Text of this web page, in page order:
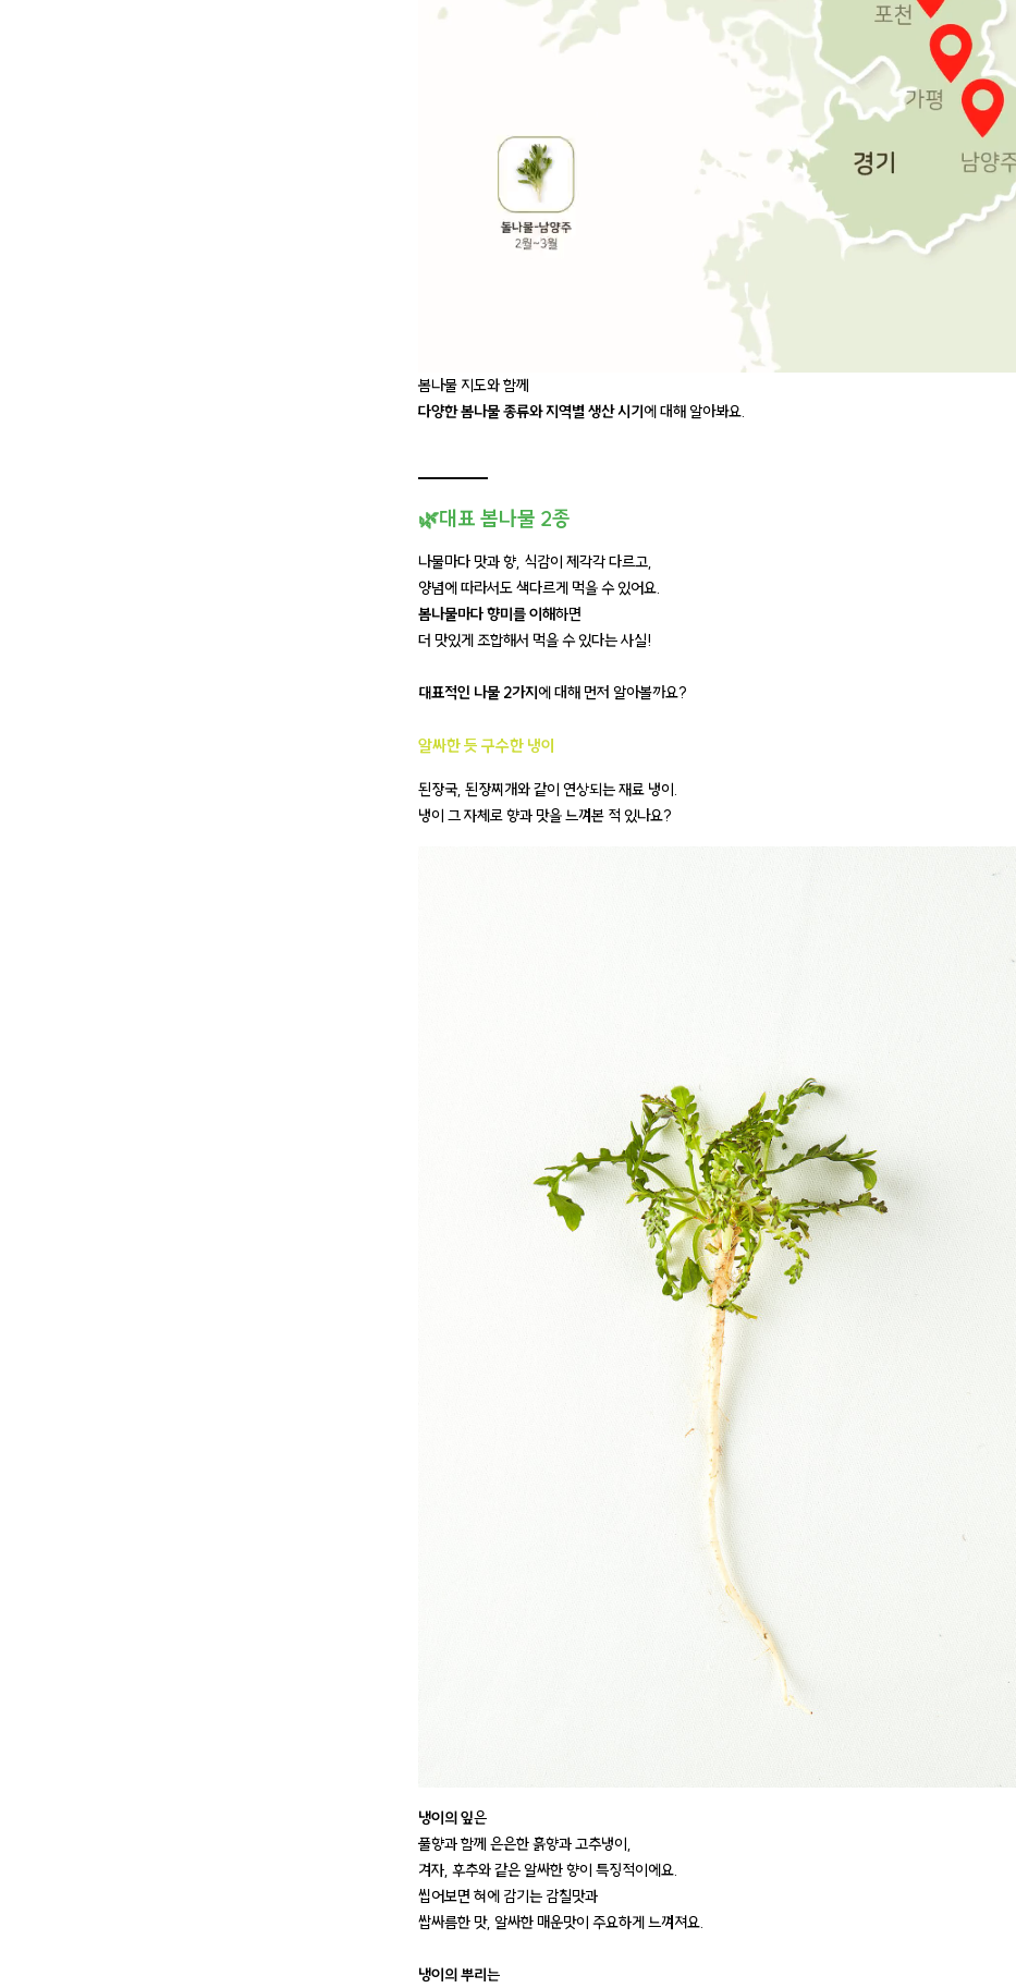
봄나물 지도와 함께
다양한 봄나물 종류와 지역별 생산 시기에 대해 알아봐요.
🌿대표 봄나물 2종
나물마다 맛과 향, 식감이 제각각 다르고,
양념에 따라서도 색다르게 먹을 수 있어요.
봄나물마다 향미를 이해하면
더 맛있게 조합해서 먹을 수 있다는 사실!
대표적인 나물 2가지에 대해 먼저 알아볼까요?
알싸한 듯 구수한 냉이
된장국, 된장찌개와 같이 연상되는 재료 냉이.
냉이 그 자체로 향과 맛을 느껴본 적 있나요?
냉이의 잎은
풀향과 함께 은은한 흙향과 고추냉이,
겨자, 후추와 같은 알싸한 향이 특징적이에요.
씹어보면 혀에 감기는 감칠맛과
쌉싸름한 맛, 알싸한 매운맛이 주요하게 느껴져요.
냉이의 뿌리는